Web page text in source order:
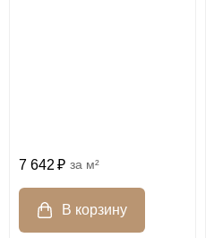
7 642 м²